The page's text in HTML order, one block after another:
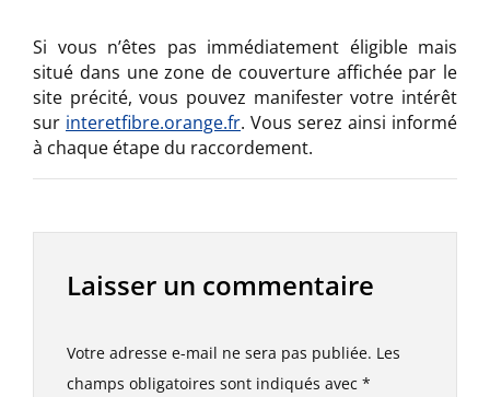
Si vous n’êtes pas immédiatement éligible mais
situé dans une zone de couverture affichée par le
site précité, vous pouvez manifester votre intérêt
sur interetfibre.orange.fr. Vous serez ainsi informé
à chaque étape du raccordement.
Laisser un commentaire
Votre adresse e-mail ne sera pas publiée. Les
champs obligatoires sont indiqués avec *